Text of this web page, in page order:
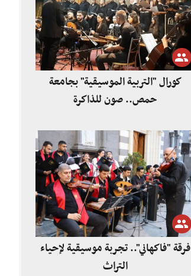
كورال "التربية الموسيقية" بجامعة
حمص.. صون للذاكرة
فرقة "فاكهاني".. تجربة موسيقية لإحياء
التراث